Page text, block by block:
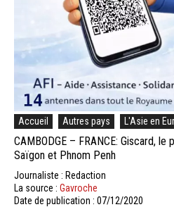
Accueil Autres pays L'Asie en
CAMBODGE – FRANCE: Giscard,
Saïgon et Phnom Penh
Journaliste : Redaction
La source : Gavroche
Date de publication : 07/12/2020